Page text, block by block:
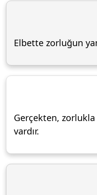
Elbette zorluğun
Gerçekten,
vardır.